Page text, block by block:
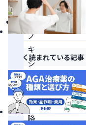
い
ミ
ノ
キ
シ
ジ
ル
と
降
よく読まれている記事